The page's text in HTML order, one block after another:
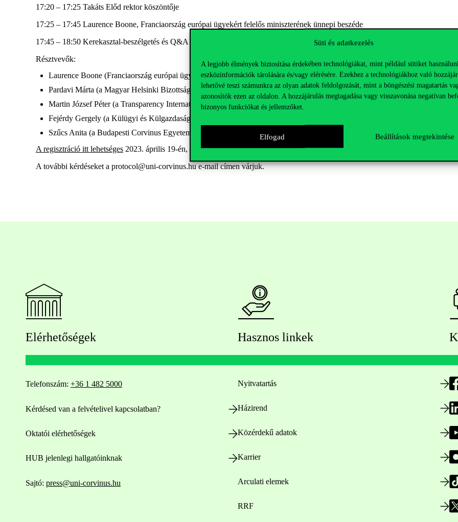
Süti és adatkezelés
A legjobb élmények biztosítása érdekében technológiákat, mint például sütiket
eszközinformációk tárolására és/vagy elérésére. Ezekhez a technológiákhoz való
lehetővé teszi számunkra az olyan adatok feldolgozását, mint a böngészési magatartás
azonosítók ezen az oldalon. A hozzájárulás megtagadása vagy visszavonása negatívan
bizonyos funkciókat és jellemzőket.
Elfogad Beállítások megtekintése
17:20 – 17:25 Takáts Előd rektor köszöntője
17:25 – 17:45 Laurence Boone, Franciaország európai ügyekért felelős miniszterének ünnepi beszéde
17:45 – 18:50 Kerekasztal-beszélgetés és Q&A Krekó Péter, Political Capital Institute Igazgatójának moderálásával
Résztvevők:
Laurence Boone (Franciaország európai ügyekért felelős minisztere)
Pardavi Márta (a Magyar Helsinki Bizottság társelnöke)
Martin József Péter (a Transparency International Magyarország ügyvezető igazgatója)
Fejérdy Gergely (a Külügyi és Külgazdasági Intézet vezető kutatója)
Szűcs Anita (a Budapesti Corvinus Egyetem docense)
A regisztráció itt lehetséges 2023. április 19-én, szerdán 16:00 óráig!
A további kérdéseket a protocol@uni-corvinus.hu e-mail címen várjuk.
Elérhetőségek
Telefonszám: +36 1 482 5000
Kérdésed van a felvételivel kapcsolatban?
Oktatói elérhetőségek
HUB jelenlegi hallgatóinknak
Sajtó: press@uni-corvinus.hu
Hasznos linkek
Nyitvatartás
Házirend
Közérdekű adatok
Karrier
Arculati elemek
RRF